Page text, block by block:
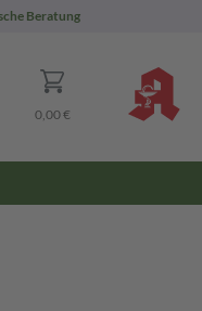
Beratung
0,00 €